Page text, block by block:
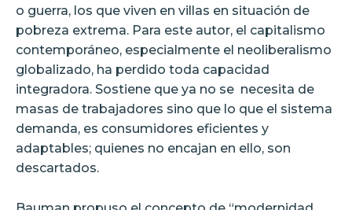
o guerra, los que viven en villas en situación de
pobreza extrema. Para este autor, el capitalismo
contemporáneo, especialmente el neoliberalismo
globalizado, ha perdido toda capacidad
integradora. Sostiene que ya no se necesita de
masas de trabajadores sino que lo que el sistema
demanda, es consumidores eficientes y
adaptables; quienes no encajan en ello, son
descartados.